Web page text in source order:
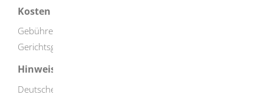
Kosten
Gebühren für die notarielle Beurkundung und
Gerichtsgebühren
Hinweise
Deutsche Staatsangehörige können auch volljährige